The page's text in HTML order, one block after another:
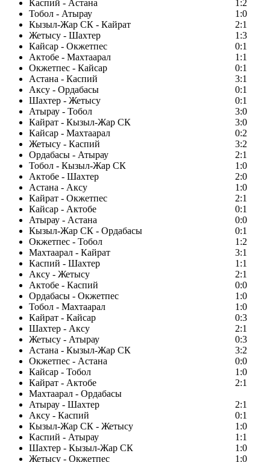
Каспий - Астана
1:2
Тобол - Атырау
1:0
Кызыл-Жар СК - Кайрат
2:1
Жетысу - Шахтер
1:3
Кайсар - Окжетпес
0:1
Актобе - Махтаарал
1:1
Окжетпес - Кайсар
0:1
Астана - Каспий
3:1
Аксу - Ордабасы
0:1
Шахтер - Жетысу
0:1
Атырау - Тобол
3:0
Кайрат - Кызыл-Жар СК
3:0
Кайсар - Махтаарал
0:2
Жетысу - Каспий
3:2
Ордабасы - Атырау
2:1
Тобол - Кызыл-Жар СК
1:0
Актобе - Шахтер
2:0
Астана - Аксу
1:0
Кайрат - Окжетпес
2:1
Кайсар - Актобе
0:1
Атырау - Астана
0:0
Кызыл-Жар СК - Ордабасы
0:1
Окжетпес - Тобол
1:2
Махтаарал - Кайрат
3:1
Каспий - Шахтер
1:1
Аксу - Жетысу
2:1
Актобе - Каспий
0:0
Ордабасы - Окжетпес
1:0
Тобол - Махтаарал
1:0
Кайрат - Кайсар
0:3
Шахтер - Аксу
2:1
Жетысу - Атырау
0:3
Астана - Кызыл-Жар СК
3:2
Окжетпес - Астана
0:0
Кайсар - Тобол
1:0
Кайрат - Актобе
2:1
Махтаарал - Ордабасы
Атырау - Шахтер
2:1
Аксу - Каспий
0:1
Кызыл-Жар СК - Жетысу
1:0
Каспий - Атырау
1:1
Шахтер - Кызыл-Жар СК
1:0
Жетысу - Окжетпес
1:0